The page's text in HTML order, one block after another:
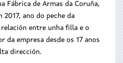
Fábrica de Armas da Coruña,
2017, ano do peche da
entre unha filla e o
da empresa desde os 17 anos
dirección.